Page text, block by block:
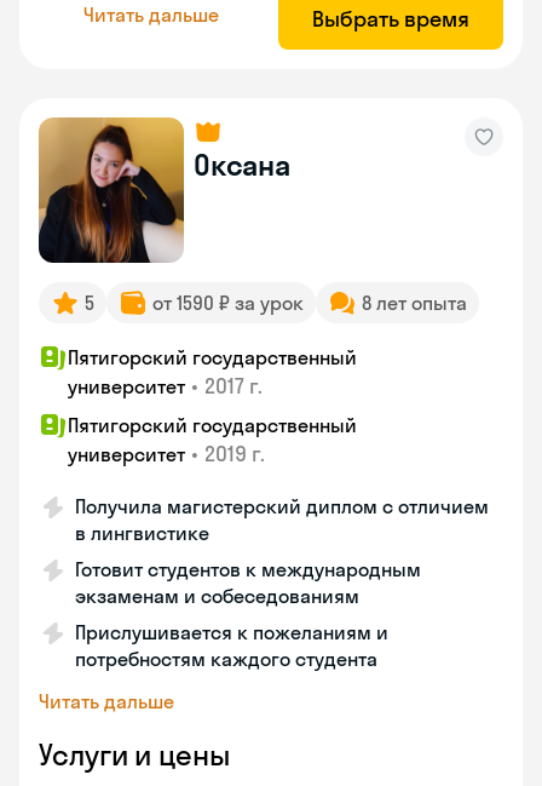
Читать дальше Выбрать время
Оксана
5 от 1590 ₽ за урок 8 лет опыта
Пятигорский государственный
университет • 2017 г.
Пятигорский государственный
университет • 2019 г.
Получила магистерский диплом с отличием
в лингвистике
Готовит студентов к международным
экзаменам и собеседованиям
Прислушивается к пожеланиям и
потребностям каждого студента
Читать дальше
Услуги и цены